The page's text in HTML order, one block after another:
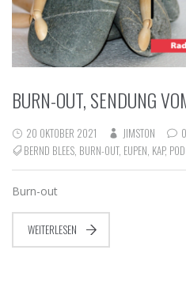
BURN-OUT, SENDUNG
20 OKTOBER 2021 JIMSTON
BERND BLEES, BURN-OUT, EUPEN, KAP,
Burn-out
WEITERLESEN